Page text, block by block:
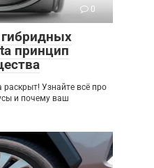
0
принцип
раскрыт! Узнайте всё про
и почему ваш